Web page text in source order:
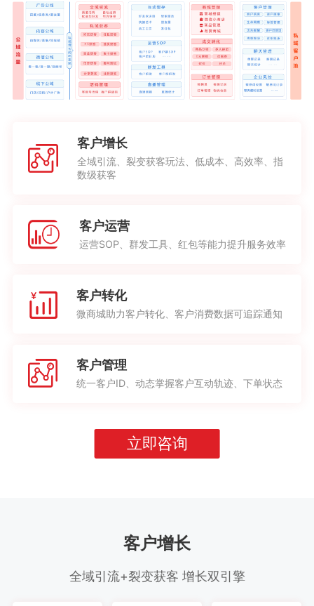
客户增长
全域引流、裂变获客玩法、低成本、高效率、指
数级获客
客户运营
运营SOP、群发工具、红包等能力提升服务效率
客户转化
微商城助力客户转化、客户消费数据可追踪通知
客户管理
统一客户ID、动态掌握客户互动轨迹、下单状态
立即咨询
客户增长
全域引流+裂变获客 增长双引擎